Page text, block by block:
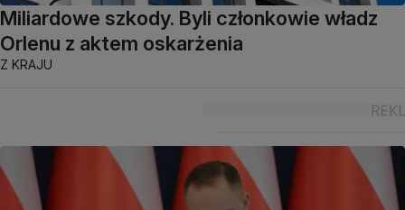
Miliardowe szkody. Byli członkowie władz
Orlenu z aktem oskarżenia
Z KRAJU